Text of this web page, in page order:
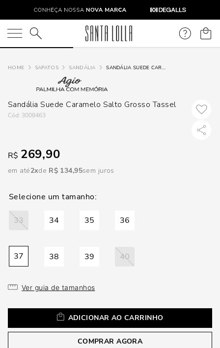
O que você está procurando?
SAPATOS SANDÁLIA SANDÁLIA SUEDE CARAMELO SALTO GROSSO TASSEL
Sandália Suede Caramelo Salto Grosso Tassel
: 3008463
R$ 269,90
em até2 R$ 134,95sem juros
33 34 35 36
37 38 39 40
Ver guia de tamanhos
ADICIONAR AO CARRINHO
COMPRAR AGORA